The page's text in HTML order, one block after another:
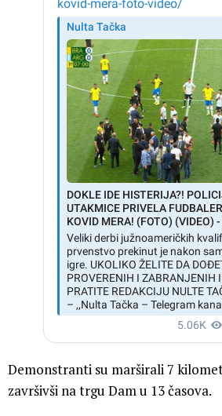
Demonstranti su marširali 7
završivši na trgu Dam u 13 časova.